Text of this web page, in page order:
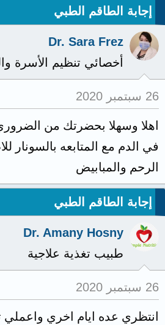
إجابة الطاقم الطبي
Dr. Sara Frez
أخصائي تنظيم الأسرة
26 سبتمبر 2020
اهلا وسهلا بحضرتك من
في الدم مع المتابعه بالسونار
الرحم والمبابيض
إجابة الطاقم الطبي
Dr. Amany Hosny
طبيب تغذية علاجية
26 سبتمبر 2020
انتظري عده ايام اخري واعملي